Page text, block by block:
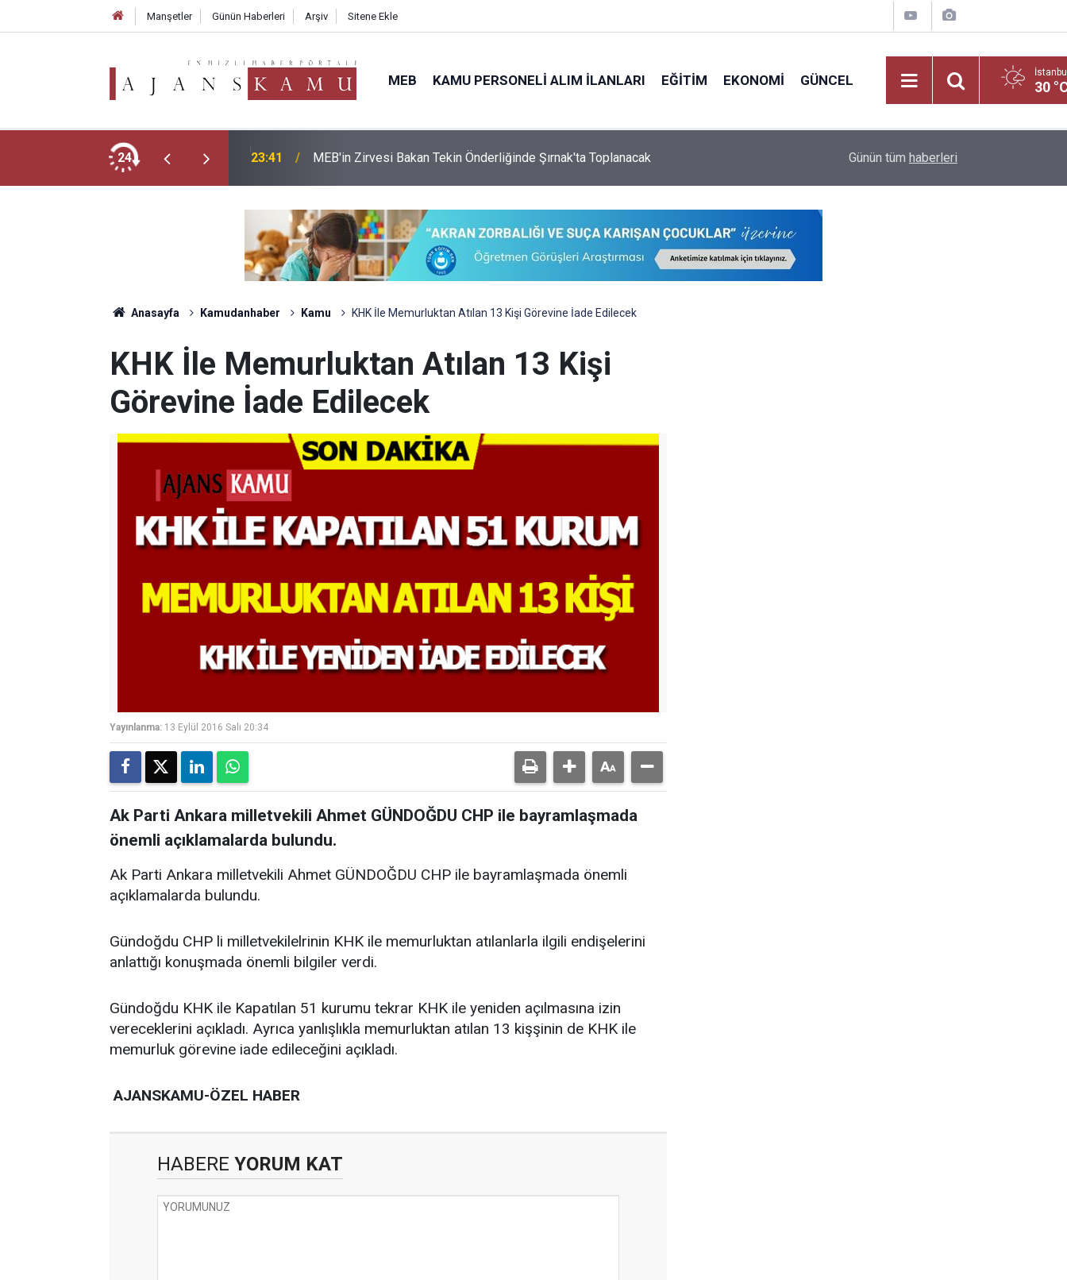
Manşetler Günün Haberleri Arşiv Sitene Ekle
MEB KAMU PERSONELI ALIM İLANLARI EĞITIM EKONOMI GÜNCEL 30
24
Doluluk %76'yı Aştı, Aslan Payı Anadolu
23:41 MEB'in Zirvesi Bakan Tekin Önderliğinde Şırnak'ta Toplanacak O Branş Öğretmenlerine Hak İadesi Geldi!
Günün tüm haberleri
Anasayfa Kamudanhaber Kamu KHK İle Memurluktan Atılan 13 Kişi Görevine İade Edilecek
KHK İle Memurluktan Atılan 13 Kişi
Görevine İade Edilecek
Yayınlanma: 13 Eylül 2016 Salı 20:34
Ak Parti Ankara milletvekili Ahmet GÜNDOĞDU CHP ile bayramlaşmada
önemli açıklamalarda bulundu.
Ak Parti Ankara milletvekili Ahmet GÜNDOĞDU CHP ile bayramlaşmada önemli
açıklamalarda bulundu.
Gündoğdu CHP li milletvekilelrinin KHK ile memurluktan atılanlarla ilgili endişelerini
anlattığı konuşmada önemli bilgiler verdi.
Gündoğdu KHK ile Kapatılan 51 kurumu tekrar KHK ile yeniden açılmasına izin
vereceklerini açıkladı. Ayrıca yanlışlıkla memurluktan atılan 13 kişşinin de KHK ile
memurluk görevine iade edileceğini açıkladı.
AJANSKAMU-ÖZEL HABER
HABERE YORUM KAT